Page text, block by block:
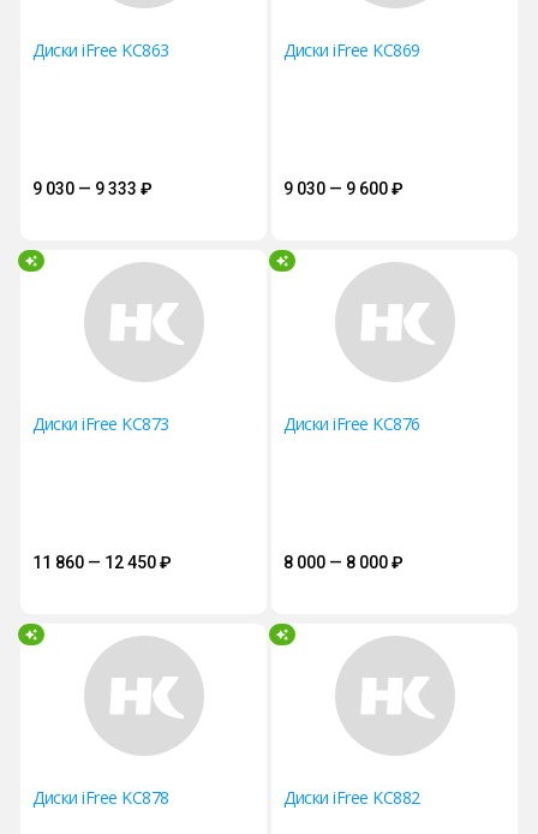
Диски iFree KC863
9 030 — 9 333₽
Диски iFree KC869
9 030 — 9 600₽
Диски iFree KC873
11 860 — 12 450₽
Диски iFree KC876
8 000 — 8 000₽
Диски iFree KC878 Диски iFree KC882